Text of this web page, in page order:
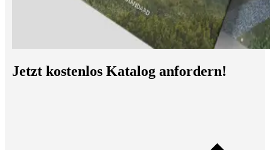
Jetzt kostenlos Katalog anfordern!